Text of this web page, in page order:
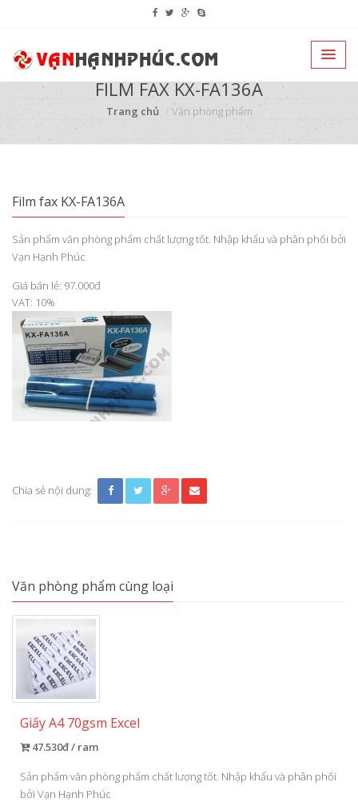
FILM FAX KX-FA136A
Trang chủ Văn phòng phẩm
Film fax KX-FA136A
Sản phẩm văn phòng phẩm chất lượng tốt. Nhập khẩu và phân phối bởi
Vạn Hạnh Phúc
Giá bán lẻ: 97.000đ
VAT: 10%
Chia sẻ nội dung:
Văn phòng phẩm cùng loại
Giấy A4 70gsm Excel
47.530đ / ram
Sản phẩm văn phòng phẩm chất lượng tốt. Nhập khẩu và phân phối
bởi Vạn Hạnh Phúc